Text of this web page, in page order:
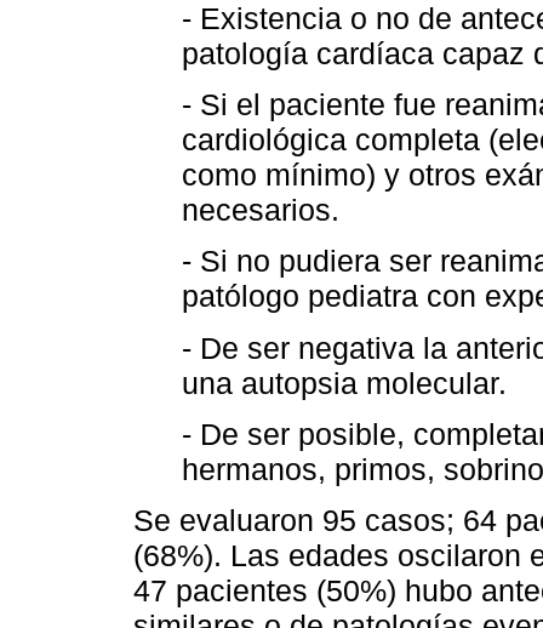
- Existencia o no de
patología cardíaca capaz
- Si el paciente fue
cardiológica completa
como mínimo) y otros
necesarios.
- Si no pudiera ser
patólogo pediatra con
- De ser negativa la
una autopsia molecular.
- De ser posible,
hermanos, primos,
Se evaluaron 95 casos; 64
(68%). Las edades oscilaron
47 pacientes (50%) hubo